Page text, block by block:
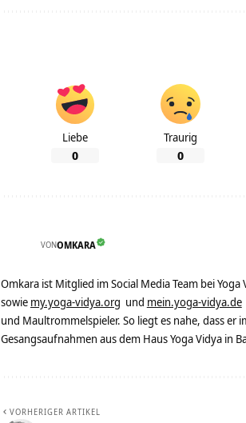
Liebe
0
Traurig
0
VONOMKARA
Omkara ist Mitglied im Social Media Team bei
sowie my.yoga-vidya.org und mein.yoga-vidya.de
und Maultrommelspieler. So liegt es nahe, dass
Gesangsaufnahmen aus dem Haus Yoga Vidya in
VORHERIGER ARTIKEL